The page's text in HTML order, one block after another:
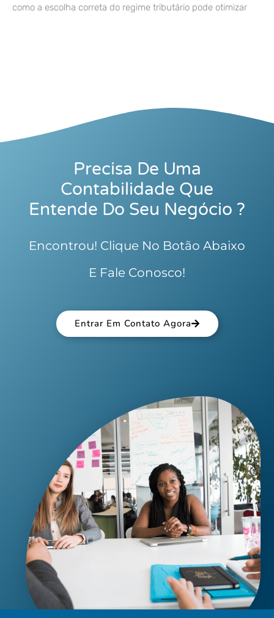
como a escolha correta do regime tributário pode otimizar
Precisa De Uma
Contabilidade Que
Entende Do Seu Negócio ?
Encontrou! Clique No Botão Abaixo
E Fale Conosco!
Entrar Em Contato Agora